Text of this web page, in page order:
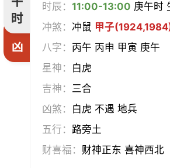
时
凶
时辰：11:00-13:00 庚午时
冲煞：冲鼠 甲子
八字： 丙午 丙申 甲寅 庚午
星神： 白虎
吉神： 三合
凶煞： 白虎 不遇 地兵
五行： 路旁土
财喜福： 财神正东 喜神西北